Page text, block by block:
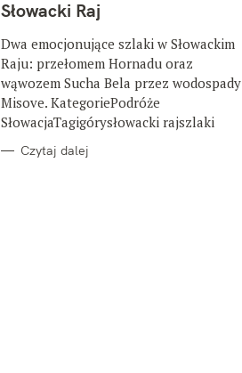
T
E
O
R
I
Słowacki Raj
Dwa emocjonujące szlaki w Słowackim
Raju: przełomem Hornadu oraz
wąwozem Sucha Bela przez wodospady
Misove. KategoriePodróże
SłowacjaTagigórysłowacki rajszlaki
Czytaj dalej